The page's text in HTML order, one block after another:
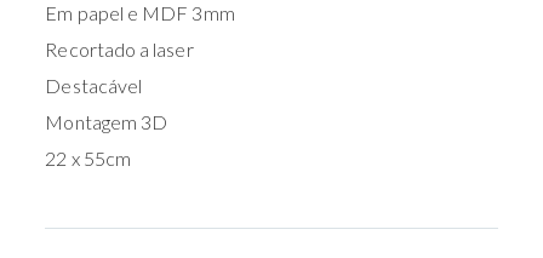
Em papel e MDF 3mm
Recortado a laser
Destacável
Montagem 3D
22 x 55cm